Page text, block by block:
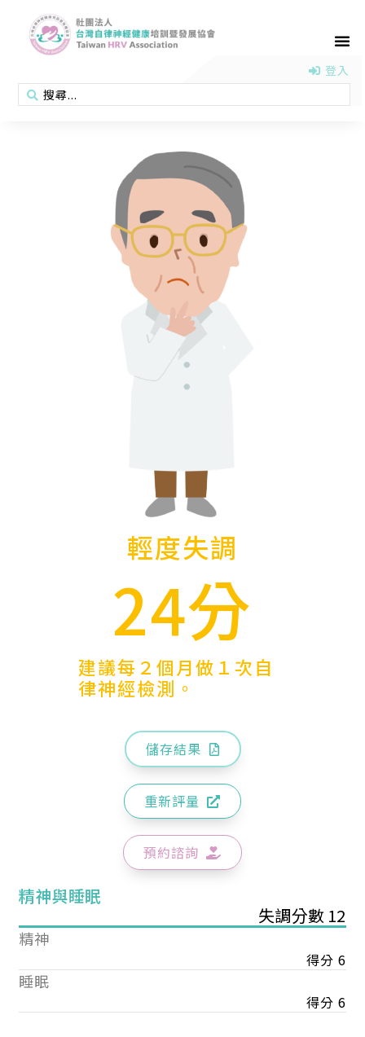
登入
輕度失調
24分
建議每２個月做１次自
律神經檢測。
儲存結果
重新評量
預約諮詢
精神與睡眠
失調分數 12
精神
得分 6
睡眠
得分 6